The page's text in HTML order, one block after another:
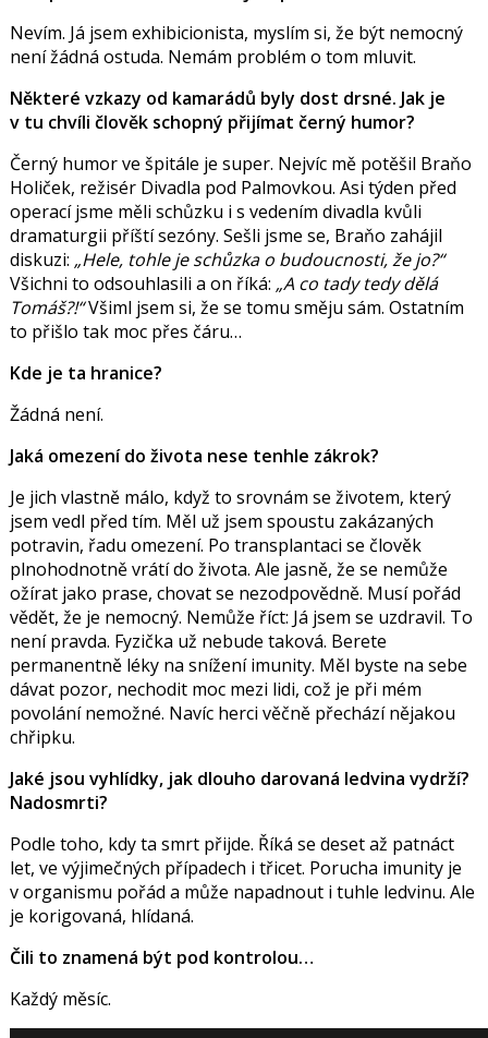
Nevím. Já jsem exhibicionista, myslím si, že být nemocný
není žádná ostuda. Nemám problém o tom mluvit.
Některé vzkazy od kamarádů byly dost drsné. Jak je
v tu chvíli člověk schopný přijímat černý humor?
Černý humor ve špitále je super. Nejvíc mě potěšil Braňo
Holiček, režisér Divadla pod Palmovkou. Asi týden před
operací jsme měli schůzku i s vedením divadla kvůli
dramaturgii příští sezóny. Sešli jsme se, Braňo zahájil
diskuzi: „Hele, tohle je schůzka o budoucnosti, že jo?“
Všichni to odsouhlasili a on říká: „A co tady tedy dělá
Tomáš?!“Všiml jsem si, že se tomu směju sám. Ostatním
to přišlo tak moc přes čáru…
Kde je ta hranice?
Žádná není.
Jaká omezení do života nese tenhle zákrok?
Je jich vlastně málo, když to srovnám se životem, který
jsem vedl před tím. Měl už jsem spoustu zakázaných
potravin, řadu omezení. Po transplantaci se člověk
plnohodnotně vrátí do života. Ale jasně, že se nemůže
ožírat jako prase, chovat se nezodpovědně. Musí pořád
vědět, že je nemocný. Nemůže říct: Já jsem se uzdravil. To
není pravda. Fyzička už nebude taková. Berete
permanentně léky na snížení imunity. Měl byste na sebe
dávat pozor, nechodit moc mezi lidi, což je při mém
povolání nemožné. Navíc herci věčně přechází nějakou
chřipku.
Jaké jsou vyhlídky, jak dlouho darovaná ledvina vydrží?
Nadosmrti?
Podle toho, kdy ta smrt přijde. Říká se deset až patnáct
let, ve výjimečných případech i třicet. Porucha imunity je
v organismu pořád a může napadnout i tuhle ledvinu. Ale
je korigovaná, hlídaná.
Čili to znamená být pod kontrolou…
Každý měsíc.